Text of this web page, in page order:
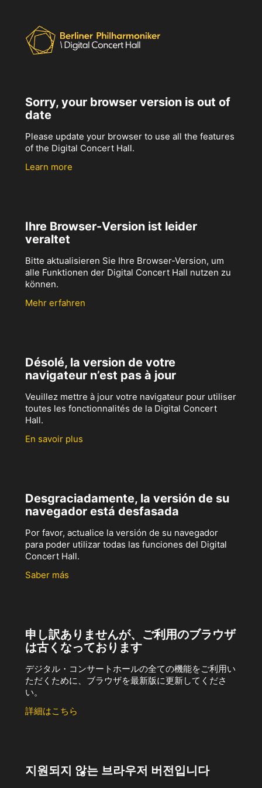
Sorry, your browser version is out of
date
Please update your browser to use all the features
of the Digital Concert Hall.
Learn more
Ihre Browser-Version ist leider
veraltet
Bitte aktualisieren Sie Ihre Browser-Version, um
alle Funktionen der Digital Concert Hall nutzen zu
können.
Mehr erfahren
Désolé, la version de votre
navigateur n’est pas à jour
Veuillez mettre à jour votre navigateur pour utiliser
toutes les fonctionnalités de la Digital Concert
Hall.
En savoir plus
Desgraciadamente, la versión de su
navegador está desfasada
Por favor, actualice la versión de su navegador
para poder utilizar todas las funciones del Digital
Concert Hall.
Saber más
申し訳ありませんが、ご利用のブラウザ
は古くなっております
デジタル・コンサートホールの全ての機能をご利用い
ただくために、ブラウザを最新版に更新してくださ
い。
詳細はこちら
지원되지 않는 브라우저 버전입니다